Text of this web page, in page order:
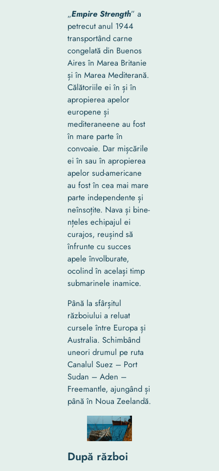
„Empire Strength” a
petrecut anul 1944
transportând carne
congelată din Buenos
Aires în Marea Britanie
și în Marea Mediterană.
Călătoriile ei în și în
apropierea apelor
europene și
mediteraneene au fost
în mare parte în
convoaie. Dar mișcările
ei în sau în apropierea
apelor sud-americane
au fost în cea mai mare
parte independente și
neînsoțite. Nava și bine-
nțeles echipajul ei
curajos, reușind să
înfrunte cu succes
apele învolburate,
ocolind în același timp
submarinele inamice.
Până la sfârșitul
războiului a reluat
cursele între Europa și
Australia. Schimbând
uneori drumul pe ruta
Canalul Suez – Port
Sudan – Aden –
Freemantle, ajungând și
până în Noua Zeelandă.
După război